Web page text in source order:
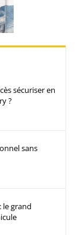
sécuriser en
?
sans
le grand